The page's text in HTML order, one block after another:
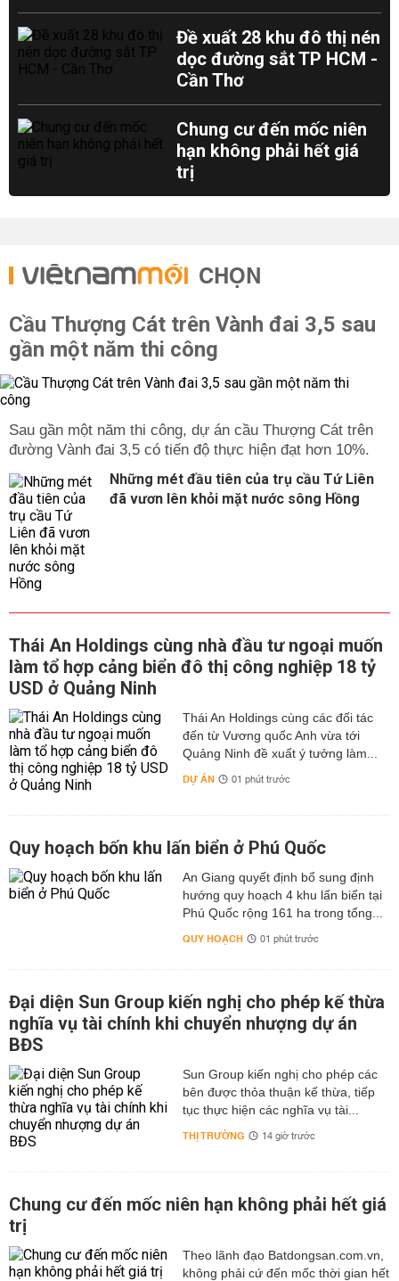
Đề xuất 28 khu đô thị nén
dọc đường sắt TP HCM -
Cần Thơ
Chung cư đến mốc niên
hạn không phải hết giá
trị
CHỌN
Cầu Thượng Cát trên Vành đai 3,5 sau
gần một năm thi công
Sau gần một năm thi công, dự án cầu Thượng Cát trên
đường Vành đai 3,5 có tiến độ thực hiện đạt hơn 10%.
Những mét đầu tiên của trụ cầu Tứ Liên
đã vươn lên khỏi mặt nước sông Hồng
Thái An Holdings cùng nhà đầu tư ngoại muốn
làm tổ hợp cảng biển đô thị công nghiệp 18 tỷ
USD ở Quảng Ninh
Thái An Holdings cùng các đối tác
đến từ Vương quốc Anh vừa tới
Quảng Ninh đề xuất ý tưởng làm...
DỰ ÁN 01 phút trước
Quy hoạch bốn khu lấn biển ở Phú Quốc
An Giang quyết định bổ sung định
hướng quy hoạch 4 khu lấn biển tại
Phú Quốc rộng 161 ha trong tổng...
QUY HOẠCH 01 phút trước
Đại diện Sun Group kiến nghị cho phép kế thừa
nghĩa vụ tài chính khi chuyển nhượng dự án
BĐS
Sun Group kiến nghị cho phép các
bên được thỏa thuận kế thừa, tiếp
tục thực hiện các nghĩa vụ tài...
THỊ TRƯỜNG 14 giờ trước
Chung cư đến mốc niên hạn không phải hết giá
trị
Theo lãnh đạo Batdongsan.com.vn,
không phải cứ đến mốc thời gian hết